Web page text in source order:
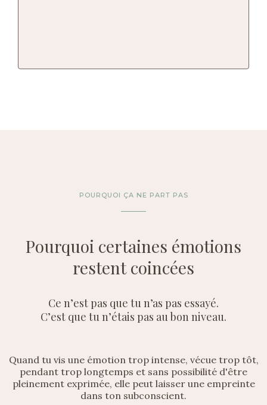
POURQUOI ÇA NE PART PAS
Pourquoi certaines émotions
restent coincées
Ce n’est pas que tu n’as pas essayé.
C’est que tu n’étais pas au bon niveau.
Quand tu vis une émotion trop intense, vécue trop tôt,
pendant trop longtemps et sans possibilité d'être
pleinement exprimée, elle peut laisser une empreinte
dans ton subconscient.